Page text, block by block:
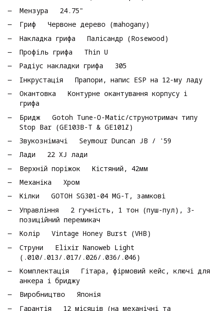
Мензура 24.75"
Гриф Червоне дерево (mahogany)
Накладка грифа Палісандр (Rosewood)
Профіль грифа Thin U
Радіус накладки грифа 305
Інкрустація Прапори, напис ESP на 12-му ладу
Окантовка Контурне окантування корпусу і
грифа
Бридж Gotoh Tune-O-Matic/струнотримач типу
Stop Bar (GE103B-T & GE101Z)
Звукознімачі Seymour Duncan JB / '59
Лади 22 XJ лади
Верхній поріжок Кістяний, 42мм
Механіка Хром
Кілки GOTOH SG301-04 MG-T, замкові
Управління 2 гучність, 1 тон (пуш-пул), 3-
позиційний перемикач
Колір Vintage Honey Burst (VHB)
Струни Elixir Nanoweb Light
(.010/.013/.017/.026/.036/.046)
Комплектація Гітара, фірмовий кейс, ключі для
анкера і бриджу
Виробництво Японія
Гарантія 12 місяців (на механічні та